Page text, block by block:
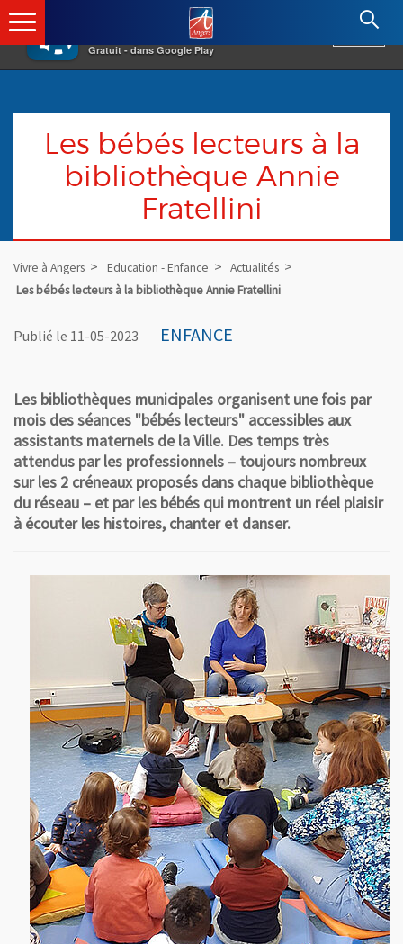
×
Gratuit - dans Google Play
Angers.fr : Retour à l'accueil
Les bébés lecteurs à la
bibliothèque Annie
Fratellini
Vivre à Angers Education - Enfance
Actualités
Les bébés lecteurs à la bibliothèque Annie Fratellini
Publié le 11-05-2023 ENFANCE
Les bibliothèques municipales organisent une fois par
mois des séances "bébés lecteurs" accessibles aux
assistants maternels de la Ville. Des temps très
attendus par les professionnels – toujours nombreux
sur les 2 créneaux proposés dans chaque bibliothèque
du réseau – et par les bébés qui montrent un réel plaisir
à écouter les histoires, chanter et danser.